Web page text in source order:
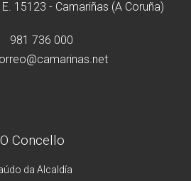
15123 - Camariñas (A Coruña)
981 736 000
O Concello
da Alcaldía